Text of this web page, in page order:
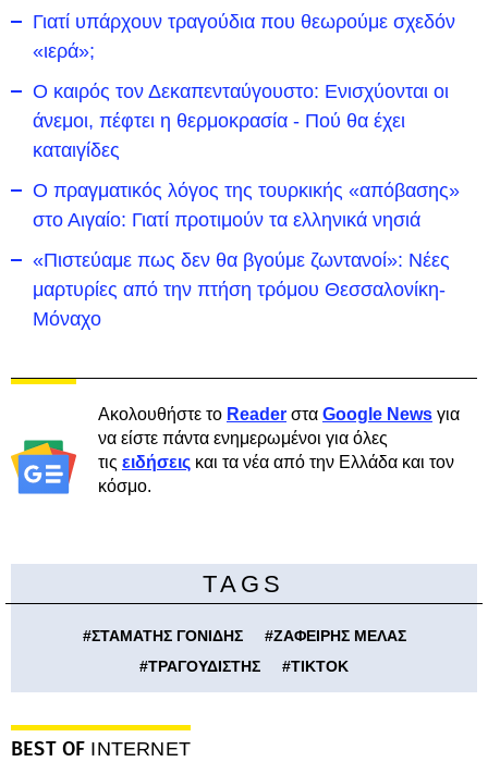
Γιατί υπάρχουν τραγούδια που θεωρούμε σχεδόν
«ιερά»;
Ο καιρός τον Δεκαπενταύγουστο: Ενισχύονται οι
άνεμοι, πέφτει η θερμοκρασία - Πού θα έχει
καταιγίδες
Ο πραγματικός λόγος της τουρκικής «απόβασης»
στο Αιγαίο: Γιατί προτιμούν τα ελληνικά νησιά
«Πιστεύαμε πως δεν θα βγούμε ζωντανοί»: Νέες
μαρτυρίες από την πτήση τρόμου Θεσσαλονίκη-
Μόναχο
Ακολουθήστε το Reader στα Google News για
να είστε πάντα ενημερωμένοι για όλες
τις ειδήσεις και τα νέα από την Ελλάδα και τον
κόσμο.
TAGS
#ΣΤΑΜΑΤΗΣ ΓΟΝΙΔΗΣ #ΖΑΦΕΙΡΗΣ ΜΕΛΑΣ
#ΤΡΑΓΟΥΔΙΣΤΗΣ #TIKTOK
BEST OF INTERNET